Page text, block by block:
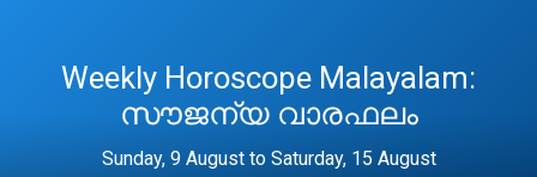
Weekly Horoscope Malayalam:
സൗജന്യ വാരഫലം
Sunday, 9 August to Saturday, 15 August